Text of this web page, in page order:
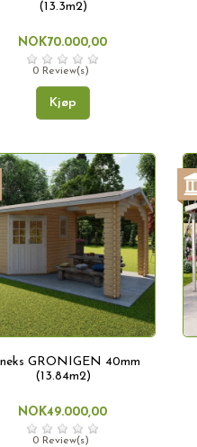
(13.3m2)
NOK70.000,00
0 Review(s)
Kjøp
GRONIGEN 40mm
(13.84m2)
NOK49.000,00
0 Review(s)